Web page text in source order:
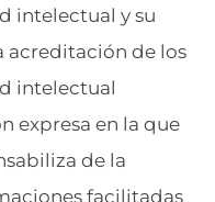
intelectual y su
acreditación de los
intelectual
expresa en la que
de la
facilitadas